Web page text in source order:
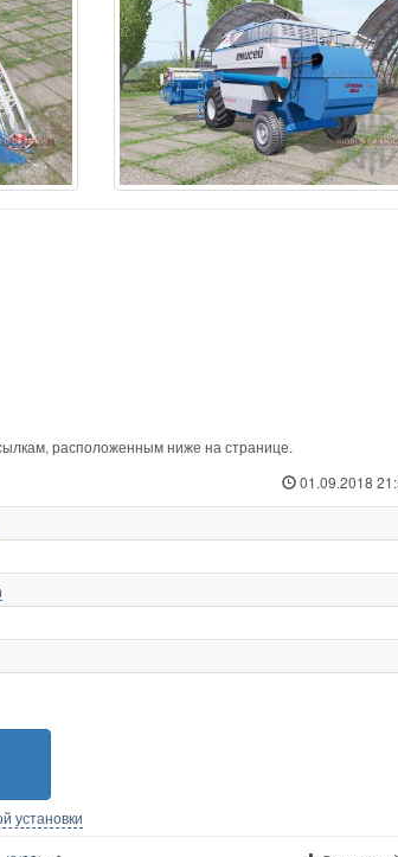
расположенным ниже на странице.
01.09.2018
установки